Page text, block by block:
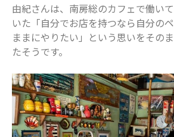
2023年10月
2023年9月
2023年8月
2023年6月
2023年5月
2023年4月
2023年3月
由紀さんは、南房総のカフェで働い
いた「自分でお店を持つなら自分の
ままにやりたい」という思いをその
たそうです。